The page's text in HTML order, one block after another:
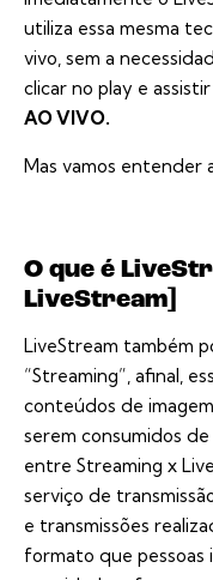
utiliza essa mesma
vivo, sem a
clicar no play e
AO VIVO.
Mas vamos entender
O que é
LiveStream]
LiveStream também
“Streaming”, afinal,
conteúdos de
serem consumidos
entre Streaming x
serviço de
e transmissões
formato que pessoas